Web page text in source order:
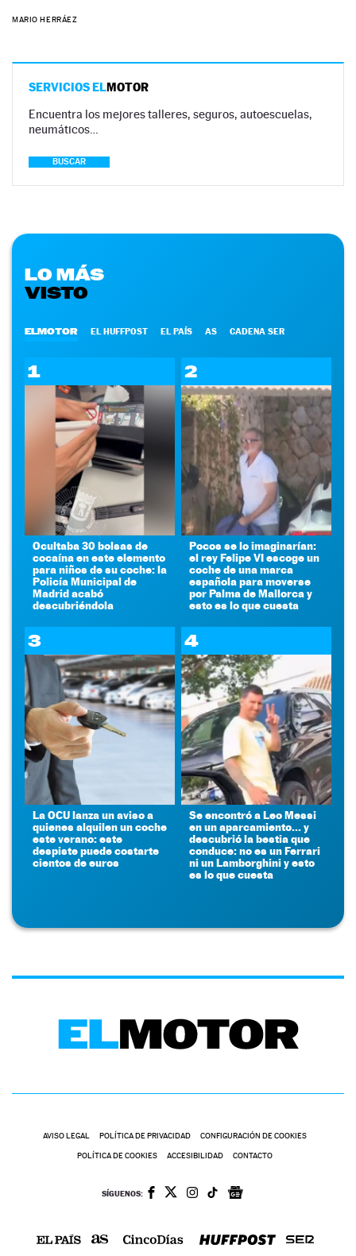
MARIO HERRÁEZ
SERVICIOS ELMOTOR
Encuentra los mejores talleres, seguros, autoescuelas,
neumáticos…
BUSCAR
LO MÁS
VISTO
ELMOTOR EL HUFFPOST EL PAÍS AS CADENA SER
1
Ocultaba 30 bolsas de
cocaína en este elemento
para niños de su coche: la
Policía Municipal de
Madrid acabó
descubriéndola
2
Pocos se lo imaginarían:
el rey Felipe VI escoge un
coche de una marca
española para moverse
por Palma de Mallorca y
esto es lo que cuesta
3
La OCU lanza un aviso a
quienes alquilen un coche
este verano: este
despiste puede costarte
cientos de euros
4
Se encontró a Leo Messi
en un aparcamiento... y
descubrió la bestia que
conduce: no es un Ferrari
ni un Lamborghini y esto
es lo que cuesta
AVISO LEGAL POLÍTICA DE PRIVACIDAD CONFIGURACIÓN DE COOKIES
POLÍTICA DE COOKIES ACCESIBILIDAD CONTACTO
SÍGUENOS: